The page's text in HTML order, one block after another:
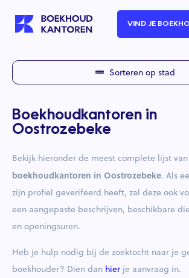
VIND JE
Sorteren op stad
Boekhoudkantoren in
Oostrozebeke
Bekijk hieronder de meest complete lijst van
boekhoudkantoren in Oostrozebeke. Als
zijn profiel geverifeerd heeft, zal deze ook
een aangepaste beschrijven, beschikbare
en openingsuren.
Heb je hulp nodig bij de zoektocht naar je
boekhouder? Dien dan hier je aanvraag in.